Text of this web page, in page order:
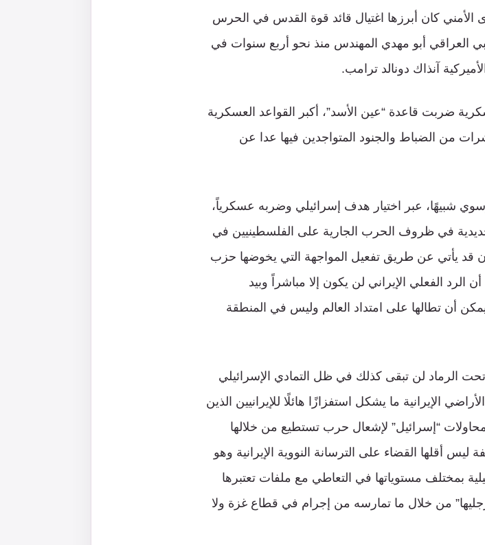
كان أبرزها اغتيال قائد قوة القدس في الحرس
العراقي أبو مهدي المهندس منذ نحو أربع سنوات في
آنذاك دونالد ترامب.
ضربت قاعدة “عين الأسد”، أكبر القواعد العسكرية
من الضباط والجنود المتواجدين فيها عدا عن
شبيهًا، عبر اختيار هدف إسرائيلي وضربه عسكرياً،
في ظروف الحرب الجارية على الفلسطينيين في
قد يأتي عن طريق تفعيل المواجهة التي يخوضها حزب
الرد الفعلي الإيراني لن يكون إلا مباشراً وبيد
أن تطالها على امتداد العالم وليس في المنطقة
الرماد لن تبقى كذلك في ظل التمادي الإسرائيلي
الإيرانية ما يشكل استفزازًا هائلًا للإيرانيين الذين
“إسرائيل” لإشعال حرب تستطيع من خلالها
أقلها القضاء على الترسانة النووية الإيرانية وهو
بمختلف مستوياتها في التعاطي مع ملفات تعتبرها
من خلال ما تمارسه من إجرام في قطاع غزة ولا